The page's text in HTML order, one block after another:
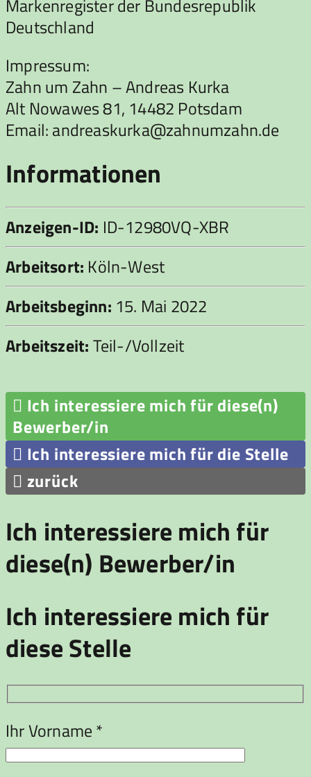
Markenregister der Bundesrepublik
Deutschland
Impressum:
Zahn um Zahn – Andreas Kurka
Alt Nowawes 81, 14482 Potsdam
Email: andreaskurka@zahnumzahn.de
Informationen
Anzeigen-ID: ID-12980VQ-XBR
Arbeitsort: Köln-West
Arbeitsbeginn: 15. Mai 2022
Arbeitszeit:Teil-/Vollzeit
 Ich interessiere mich für diese(n)
Bewerber/in
 Ich interessiere mich für die Stelle
 zurück
Ich interessiere mich für
diese(n) Bewerber/in
Ich interessiere mich für
diese Stelle
Ihr Vorname *